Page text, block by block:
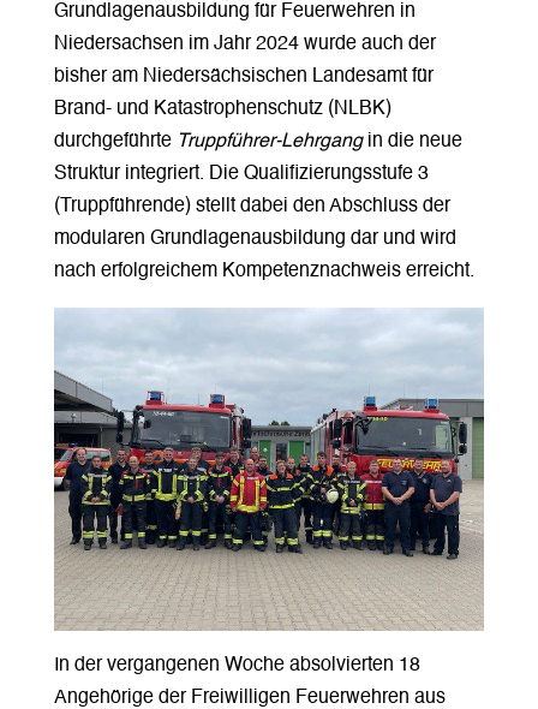
Grundlagenausbildung für Feuerwehren in
Niedersachsen im Jahr 2024 wurde auch der
bisher am Niedersächsischen Landesamt für
Brand- und Katastrophenschutz (NLBK)
durchgeführte Truppführer-Lehrgangin die neue
Struktur integriert. Die Qualifizierungsstufe 3
(Truppführende) stellt dabei den Abschluss der
modularen Grundlagenausbildung dar und wird
nach erfolgreichem Kompetenznachweis erreicht.
In der vergangenen Woche absolvierten 18
Angehörige der Freiwilligen Feuerwehren aus